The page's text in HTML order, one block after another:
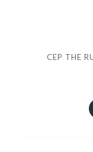
CEP THE